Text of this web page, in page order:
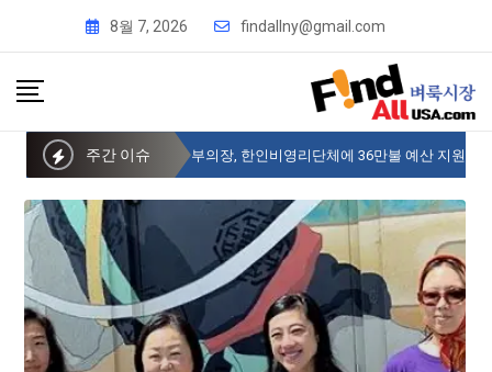
8월 7, 2026 findallny@gmail.com
주간 이슈
뉴욕시의회 샌드라 황 부의장, 한인비영리단체에 36만불 예산 지원